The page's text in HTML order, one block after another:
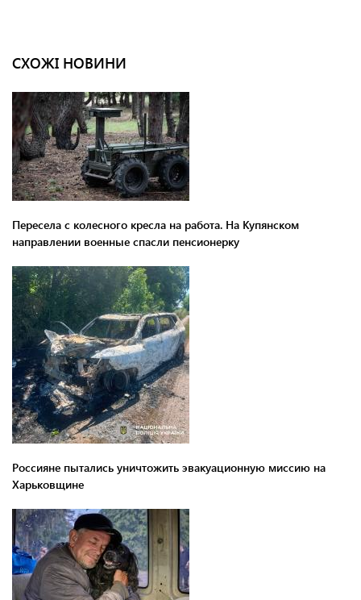
СХОЖІ НОВИНИ
Пересела с колесного кресла на работа. На Купянском
направлении военные спасли пенсионерку
Россияне пытались уничтожить эвакуационную миссию на
Харьковщине